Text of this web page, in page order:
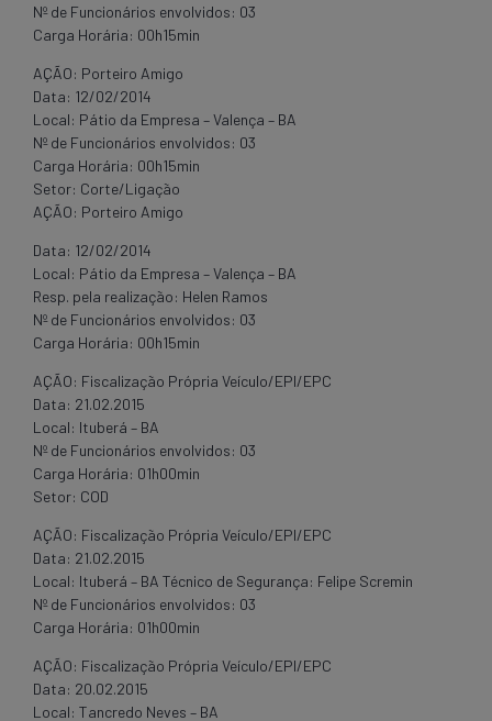
Nº de Funcionários envolvidos: 03
Carga Horária: 00h15min
AÇÃO: Porteiro Amigo
Data: 12/02/2014
Local: Pátio da Empresa – Valença – BA
Nº de Funcionários envolvidos: 03
Carga Horária: 00h15min
Setor: Corte/Ligação
AÇÃO: Porteiro Amigo
Data: 12/02/2014
Local: Pátio da Empresa – Valença – BA
Resp. pela realização: Helen Ramos
Nº de Funcionários envolvidos: 03
Carga Horária: 00h15min
AÇÃO: Fiscalização Própria Veículo/EPI/EPC
Data: 21.02.2015
Local: Ituberá – BA
Nº de Funcionários envolvidos: 03
Carga Horária: 01h00min
Setor: COD
AÇÃO: Fiscalização Própria Veículo/EPI/EPC
Data: 21.02.2015
Local: Ituberá – BA Técnico de Segurança: Felipe Scremin
Nº de Funcionários envolvidos: 03
Carga Horária: 01h00min
AÇÃO: Fiscalização Própria Veículo/EPI/EPC
Data: 20.02.2015
Local: Tancredo Neves – BA